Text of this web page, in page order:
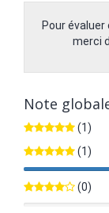
Pour
merci
Note
(1)
(1)
(0)